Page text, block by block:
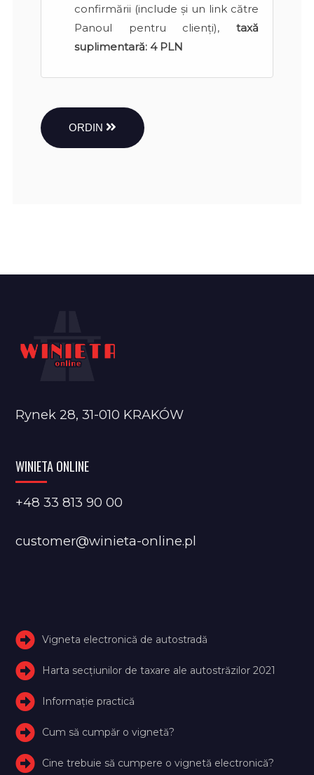
confirmării (include și un link către
Panoul pentru clienți), taxă
suplimentară: 4 PLN
ORDIN
Rynek 28, 31-010 KRAKÓW
WINIETA ONLINE
+48 33 813 90 00
customer@winieta-online.pl
Vigneta electronică de autostradă
Harta secțiunilor de taxare ale autostrăzilor 2021
Informație practică
Cum să cumpăr o vignetă?
Cine trebuie să cumpere o vignetă electronică?